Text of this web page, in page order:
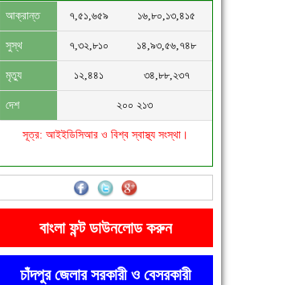
আক্রান্ত ৭,৫১,৬৫৯ ১৬,৮০,১৩,৪১৫
সুস্থ ৭,৩২,৮১০ ১৪,৯৩,৫৬,৭৪৮
মৃত্যু ১২,৪৪১ ৩৪,৮৮,২৩৭
দেশ ২০০ ২১৩
সূত্র: আইইডিসিআর ও বিশ্ব স্বাস্থ্য সংস্থা।
বাংলা ফন্ট ডাউনলোড করুন
চাঁদপুর জেলার সরকারী ও বেসরকারী